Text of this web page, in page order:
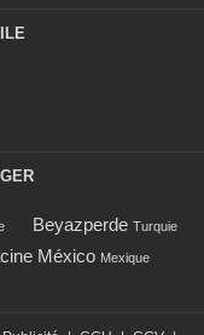
Beyazperde Turquie
México Mexique